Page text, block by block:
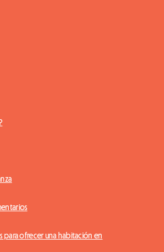
para ofrecer una habitación en